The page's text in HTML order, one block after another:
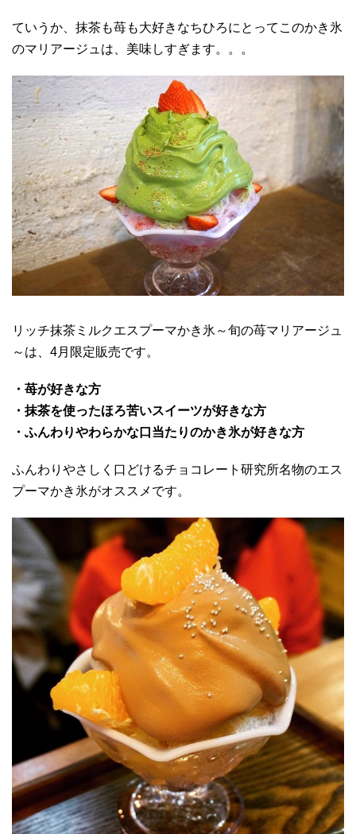
ていうか、抹茶も苺も大好きなちひろにとってこのかき氷
のマリアージュは、美味しすぎます。。。
リッチ抹茶ミルクエスプーマかき氷～旬の苺マリアージュ
～は、4月限定販売です。
・苺が好きな方
・抹茶を使ったほろ苦いスイーツが好きな方
・ふんわりやわらかな口当たりのかき氷が好きな方
ふんわりやさしく口どけるチョコレート研究所名物のエス
プーマかき氷がオススメです。